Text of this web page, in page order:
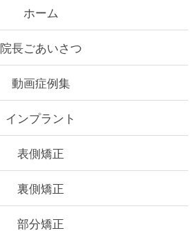
ホーム
院長ごあいさつ
動画症例集
インプラント
表側矯正
裏側矯正
部分矯正